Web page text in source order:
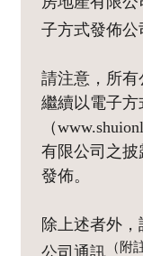
子方式發佈公
請注意，所
繼續以電子
（
有限公司之披
發佈。
除上述者外
（附